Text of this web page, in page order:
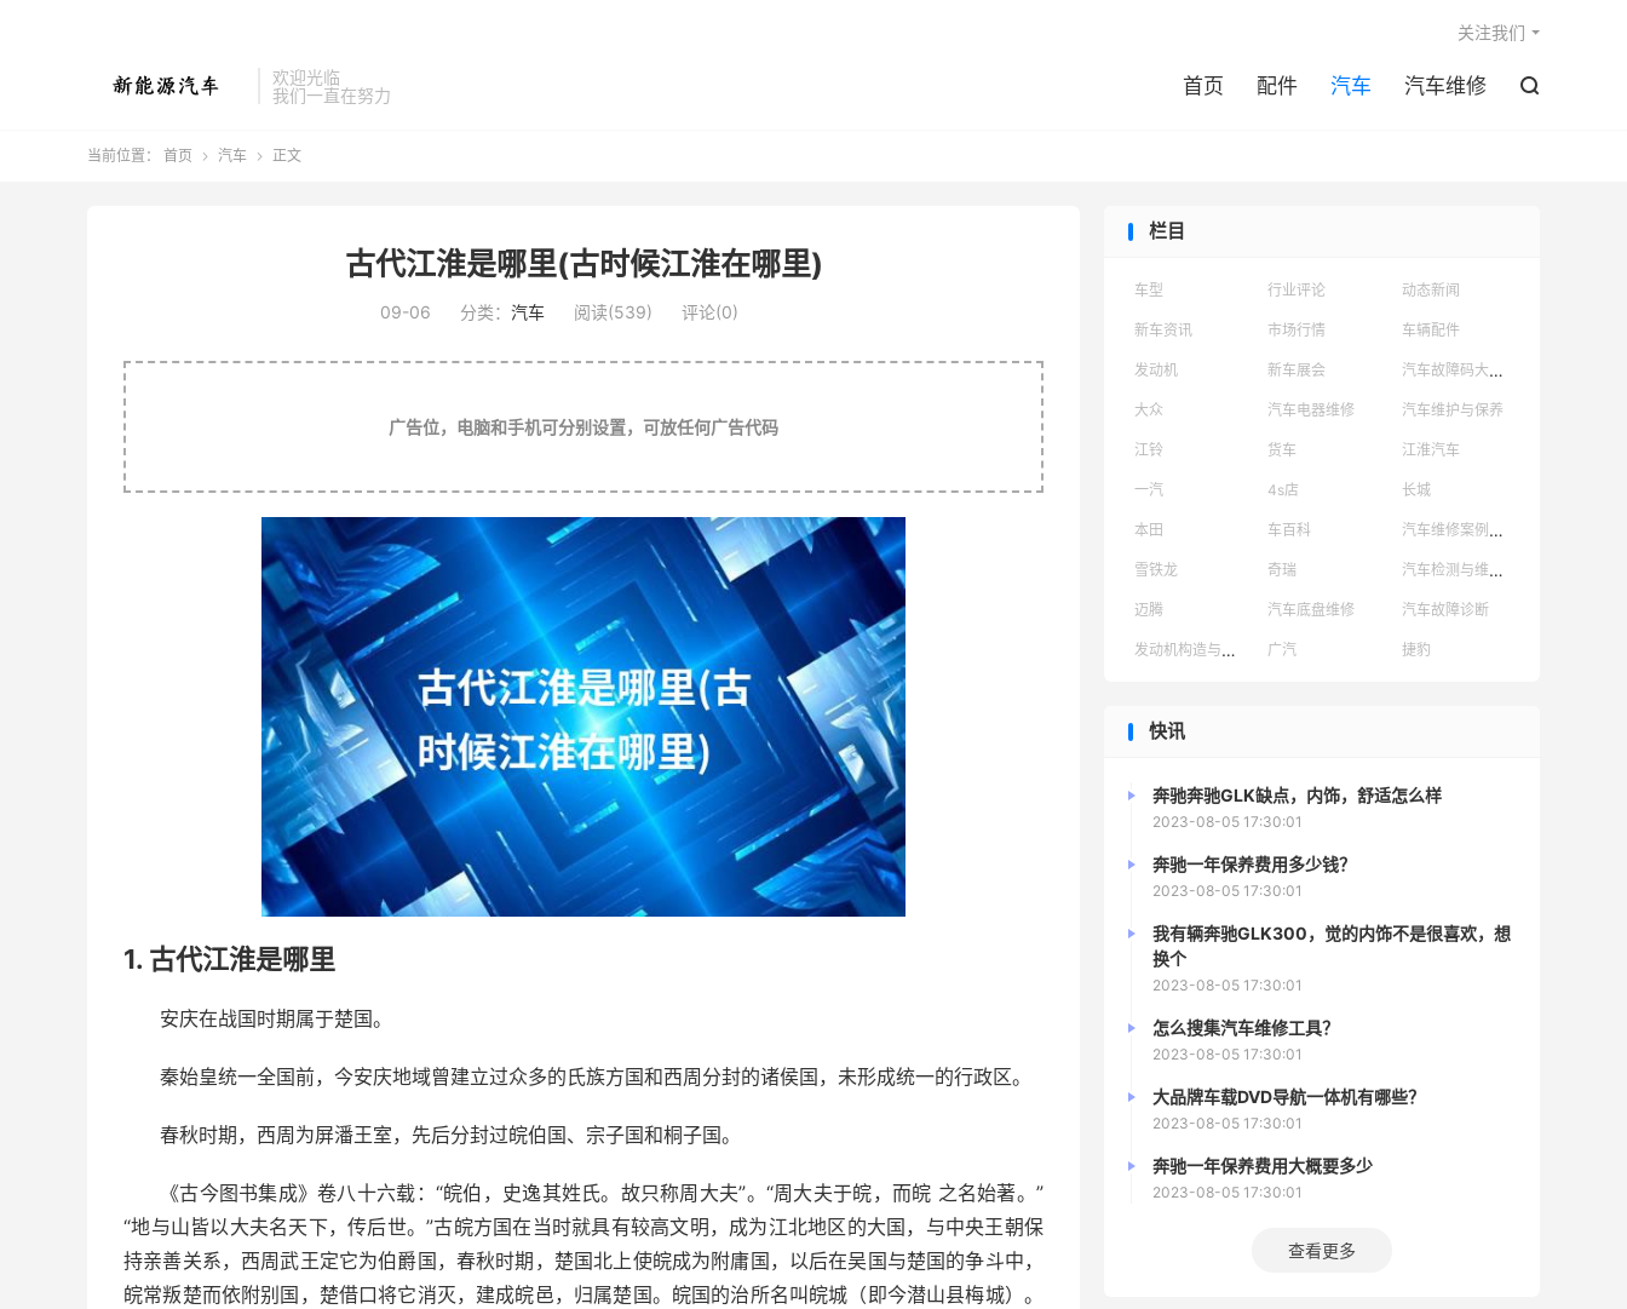
欢迎光临
我们一直在努力
首页 配件 汽车 汽车维修 
关注我们
当前位置： 首页  汽车  正文
古代江淮是哪里(古时候江淮在哪里)
09-06 分类： 汽车 阅读(539) 评论(0)
广告位，电脑和手机可分别设置，可放任何广告代码
1. 古代江淮是哪里
安庆在战国时期属于楚国。
秦始皇统一全国前，今安庆地域曾建立过众多的氏族方国和西周分封的诸侯国，未形成统一的行政区。
春秋时期，西周为屏潘王室，先后分封过皖伯国、宗子国和桐子国。
《古今图书集成》卷八十六载：“皖伯，史逸其姓氏。故只称周大夫”。“周大夫于皖，而皖 之名始著。”
“地与山皆以大夫名天下，传后世。”古皖方国在当时就具有较高文明，成为江北地区的大国，与中央王朝保
持亲善关系，西周武王定它为伯爵国，春秋时期，楚国北上使皖成为附庸国，以后在吴国与楚国的争斗中，
皖常叛楚而依附别国，楚借口将它消灭，建成皖邑，归属楚国。皖国的治所名叫皖城（即今潜山县梅城）。
栏目
车型 行业评论 动态新闻
新车资讯 市场行情 车辆配件
发动机 新车展会
大众 汽车电器维修 汽车维护与保养
江铃 货车 江淮汽车
一汽 4s店 长城
本田 车百科
雪铁龙 奇瑞
迈腾 汽车底盘维修 汽车故障诊断
广汽 捷豹
快讯
奔驰奔驰GLK缺点，内饰，舒适怎么样
2023-08-05 17:30:01
奔驰一年保养费用多少钱？
2023-08-05 17:30:01
我有辆奔驰GLK300，觉的内饰不是很喜欢，想
换个
2023-08-05 17:30:01
怎么搜集汽车维修工具？
2023-08-05 17:30:01
大品牌车载DVD导航一体机有哪些？
2023-08-05 17:30:01
奔驰一年保养费用大概要多少
2023-08-05 17:30:01
查看更多